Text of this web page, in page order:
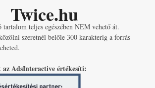
Twice.hu
teljes egészében NEM vehető át.
szeretnél belőle 300 karakterig a forrás
AdsInteractive értékesíti: